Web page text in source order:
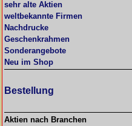
sehr alte Aktien
weltbekannte Firmen
Nachdrucke
Geschenkrahmen
Sonderangebote
Neu im Shop
Bestellung
Aktien nach Branchen